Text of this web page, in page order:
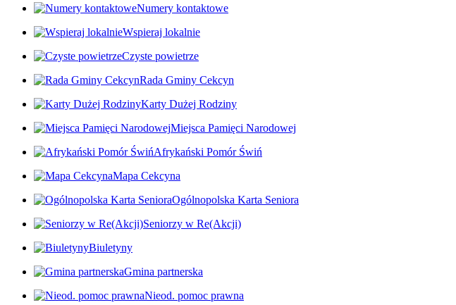
Numery kontaktowe
Wspieraj lokalnie
Czyste powietrze
Rada Gminy Cekcyn
Karty Dużej Rodziny
Miejsca Pamięci Narodowej
Afrykański Pomór Świń
Mapa Cekcyna
Ogólnopolska Karta Seniora
Seniorzy w Re(Akcji)
Biuletyny
Gmina partnerska
Nieod. pomoc prawna